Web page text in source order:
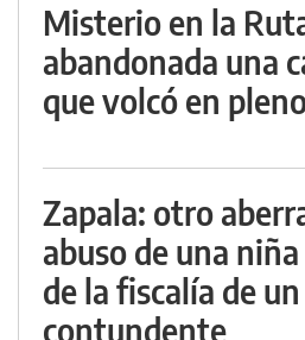
Misterio en la
abandonada una
que volcó en
Zapala: otro
abuso de una
de la fiscalía de
contundente